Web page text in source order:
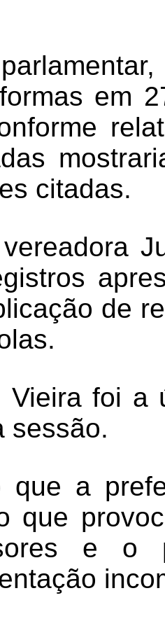
em
citadas.
de
Vieira foi a
sessão.
que a
que
e o